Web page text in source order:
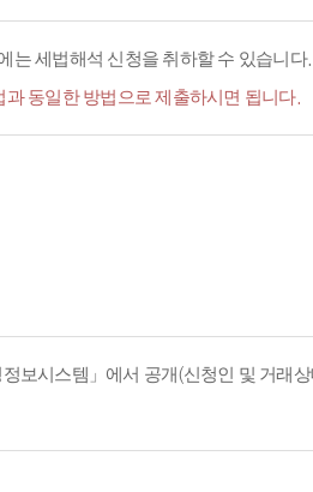
는 세법해석 신청을 취하할 수 있습니다.
동일한 방법으로 제출하시면 됩니다.
보시스템」에서 공개(신청인 및 거래